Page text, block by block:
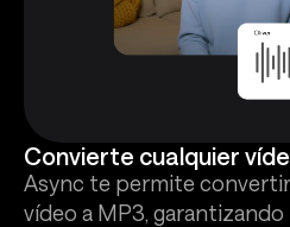
Convierte cualquier
Async te permite
vídeo a MP3,